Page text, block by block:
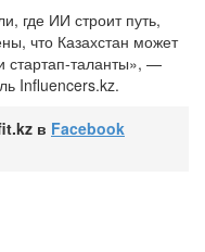
где ИИ строит путь,
что Казахстан может
стартап-таланты», —
Influencers.kz.
в Facebook